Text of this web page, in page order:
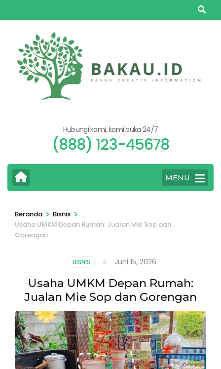
ke
(Tekan
Enter)
Hubungi kami, kami buka 24/7
(888) 123-45678
MENU
Beranda > Bisnis >
Usaha UMKM Depan Rumah: Jualan Mie Sop dan
Gorengan
BISNIS Juni 15, 2026
Usaha UMKM Depan Rumah:
Jualan Mie Sop dan Gorengan